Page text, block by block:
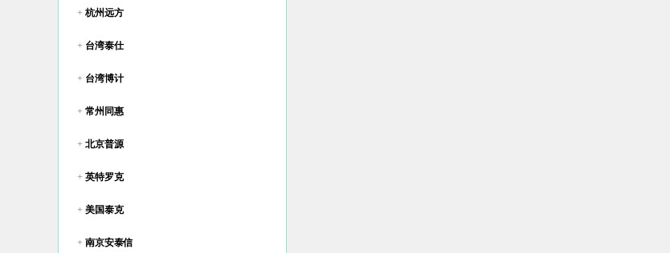
+ 杭州远方
+ 台湾泰仕
+ 台湾博计
+ 常州同惠
+ 北京普源
+ 英特罗克
+ 美国泰克
+ 南京安泰信